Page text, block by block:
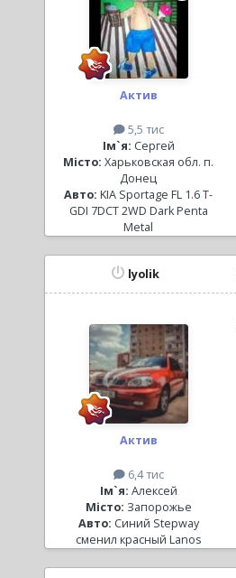
Актив
5,5 тис
Ім`я: Сергей
Місто: Харьковская обл. п.
Донец
Авто: KIA Sportage FL 1.6 T-
GDI 7DCT 2WD Dark Penta
Metal
lyolik
Актив
6,4 тис
Ім`я: Алексей
Місто: Запорожье
Авто: Синий Stepway
сменил красный Lanos